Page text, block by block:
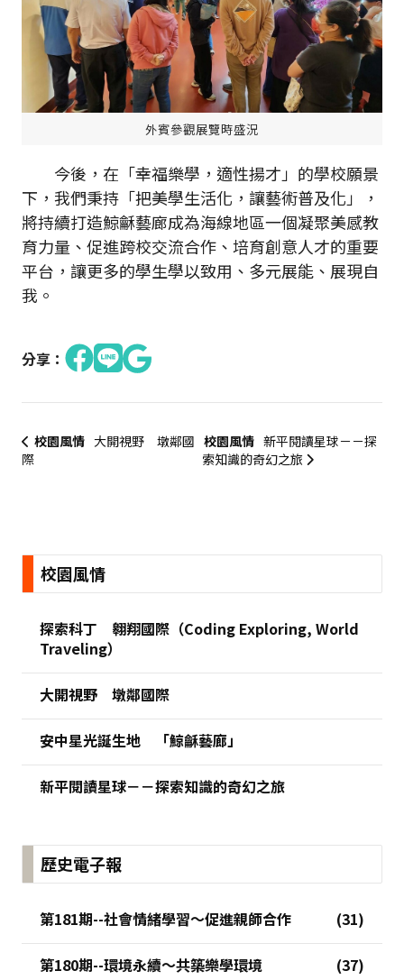
外賓參觀展覽時盛況
今後，在「幸福樂學，適性揚才」的學校願景
下，我們秉持「把美學生活化，讓藝術普及化」，
將持續打造鯨龢藝廊成為海線地區一個凝聚美感教
育力量、促進跨校交流合作、培育創意人才的重要
平台，讓更多的學生學以致用、多元展能、展現自
我。
分享：
校園風情 大開視野 墩鄰國
際
校園風情 新平閱讀星球－－探
索知識的奇幻之旅
:::校園風情
探索科丁 翱翔國際（Coding Exploring, World
Traveling）
大開視野 墩鄰國際
安中星光誕生地 「鯨龢藝廊」
新平閱讀星球－－探索知識的奇幻之旅
歷史電子報
第181期--社會情緒學習～促進親師合作
第180期--環境永續～共築樂學環境